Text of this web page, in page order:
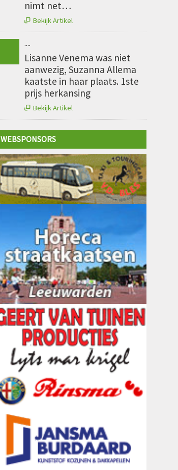
nimt net…
 Bekijk Artikel
....
Lisanne Venema was niet
aanwezig, Suzanna Allema
kaatste in haar plaats. 1ste
prijs herkansing
 Bekijk Artikel
WEBSPONSORS